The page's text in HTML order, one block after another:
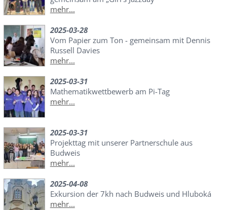
mehr...
2025-03-28
Vom Papier zum Ton - gemeinsam mit Dennis
Russell Davies
mehr...
2025-03-31
Mathematikwettbewerb am Pi-Tag
mehr...
2025-03-31
Projekttag mit unserer Partnerschule aus
Budweis
mehr...
2025-04-08
Exkursion der 7kh nach Budweis und Hluboká
mehr...